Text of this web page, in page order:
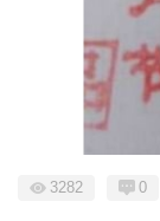
3282 0